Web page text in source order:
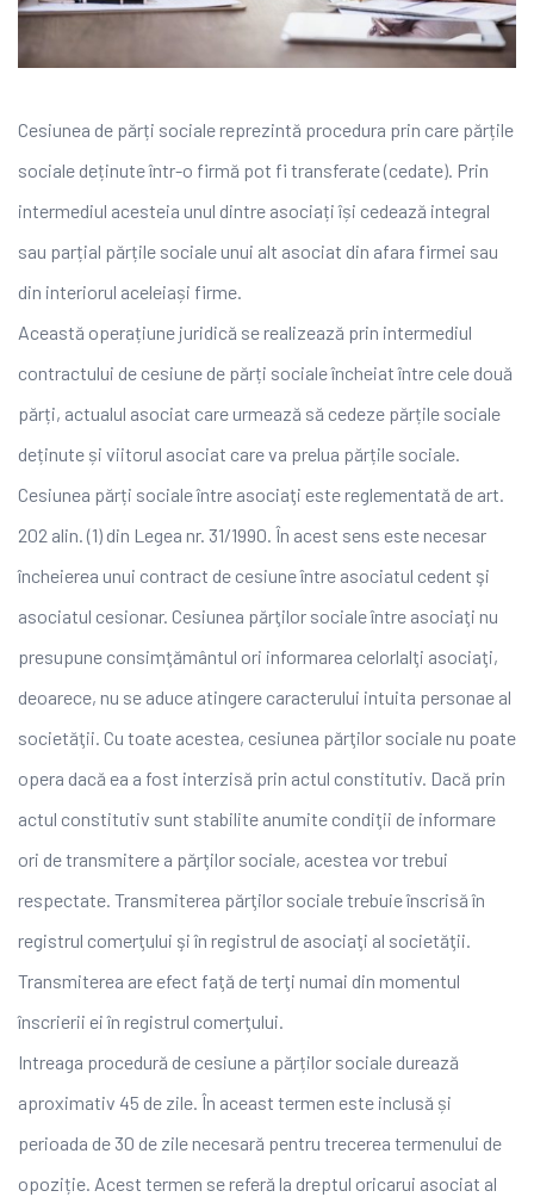
Cesiunea de părți sociale reprezintă procedura prin care părțile
sociale deținute într-o firmă pot fi transferate (cedate). Prin
intermediul acesteia unul dintre asociați își cedează integral
sau parțial părțile sociale unui alt asociat din afara firmei sau
din interiorul aceleiași firme.
Această operațiune juridică se realizează prin intermediul
contractului de cesiune de părți sociale încheiat între cele două
părți, actualul asociat care urmează să cedeze părțile sociale
deținute și viitorul asociat care va prelua părțile sociale.
Cesiunea părți sociale între asociaţi este reglementată de art.
202 alin. (1) din Legea nr. 31/1990. În acest sens este necesar
încheierea unui contract de cesiune între asociatul cedent şi
asociatul cesionar. Cesiunea părţilor sociale între asociaţi nu
presupune consimţământul ori informarea celorlalţi asociaţi,
deoarece, nu se aduce atingere caracterului intuita personae al
societăţii. Cu toate acestea, cesiunea părţilor sociale nu poate
opera dacă ea a fost interzisă prin actul constitutiv. Dacă prin
actul constitutiv sunt stabilite anumite condiţii de informare
ori de transmitere a părţilor sociale, acestea vor trebui
respectate. Transmiterea părţilor sociale trebuie înscrisă în
registrul comerţului şi în registrul de asociaţi al societăţii.
Transmiterea are efect faţă de terţi numai din momentul
înscrierii ei în registrul comerţului.
Intreaga procedură de cesiune a părților sociale durează
aproximativ 45 de zile. În aceast termen este inclusă și
perioada de 30 de zile necesară pentru trecerea termenului de
opoziție. Acest termen se referă la dreptul oricarui asociat al